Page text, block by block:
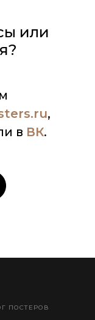
или
,
в ВК.
ПОСТЕРОВ